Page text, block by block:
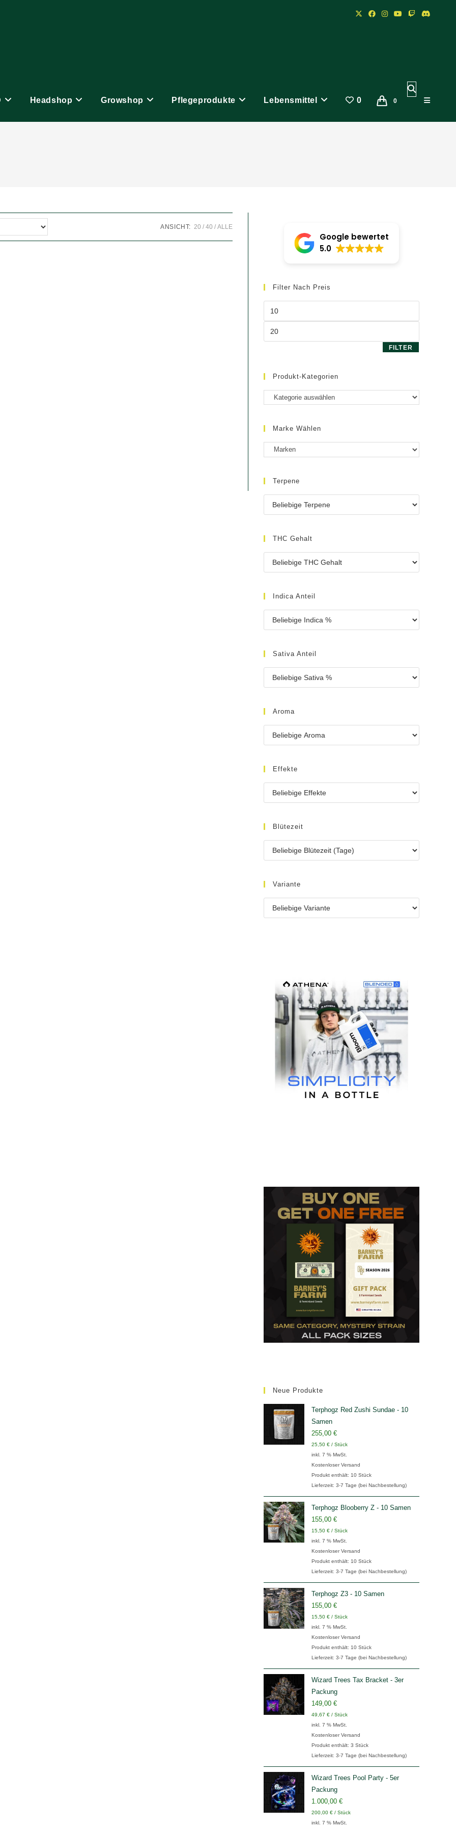
Headshop Growshop Pflegeprodukte Lebensmittel 0 0
Website-
Suche
ANSICHT: 20 40 ALLE
Google bewertet
5.0
Filter Nach Preis
FILTER
Produkt-Kategorien
Marke Wählen
Terpene
THC Gehalt
Indica Anteil
Sativa Anteil
Aroma
Effekte
Blütezeit
Variante
Neue Produkte
Terphogz Red Zushi Sundae - 10
Samen
255,00 €
25,50 € / Stück
inkl. 7 % MwSt.
Kostenloser Versand
Produkt enthält: 10 Stück
Lieferzeit: 3-7 Tage (bei Nachbestellung)
Terphogz Blooberry Z - 10 Samen
155,00 €
15,50 € / Stück
inkl. 7 % MwSt.
Kostenloser Versand
Produkt enthält: 10 Stück
Lieferzeit: 3-7 Tage (bei Nachbestellung)
Terphogz Z3 - 10 Samen
155,00 €
15,50 € / Stück
inkl. 7 % MwSt.
Kostenloser Versand
Produkt enthält: 10 Stück
Lieferzeit: 3-7 Tage (bei Nachbestellung)
Wizard Trees Tax Bracket - 3er
Packung
149,00 €
49,67 € / Stück
inkl. 7 % MwSt.
Kostenloser Versand
Produkt enthält: 3 Stück
Lieferzeit: 3-7 Tage (bei Nachbestellung)
Wizard Trees Pool Party - 5er
Packung
1.000,00 €
200,00 € / Stück
inkl. 7 % MwSt.